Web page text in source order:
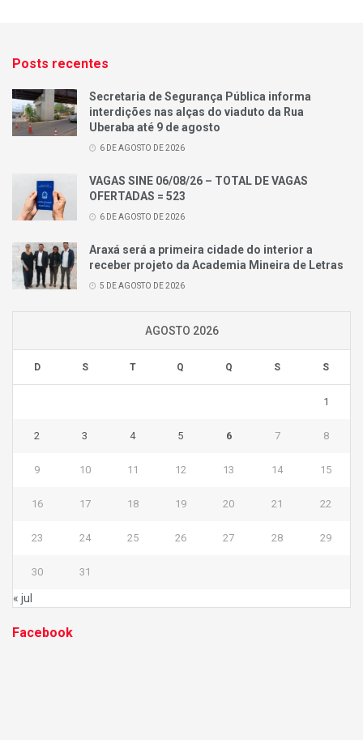
Posts recentes
Secretaria de Segurança Pública informa
interdições nas alças do viaduto da Rua
Uberaba até 9 de agosto
6 DE AGOSTO DE 2026
VAGAS SINE 06/08/26 – TOTAL DE VAGAS
OFERTADAS = 523
6 DE AGOSTO DE 2026
Araxá será a primeira cidade do interior a
receber projeto da Academia Mineira de Letras
5 DE AGOSTO DE 2026
AGOSTO 2026
D S T Q Q S S
1
2 3 4 5 6 7 8
9 10 11 12 13 14 15
16 17 18 19 20 21 22
23 24 25 26 27 28 29
30 31
« jul
Facebook